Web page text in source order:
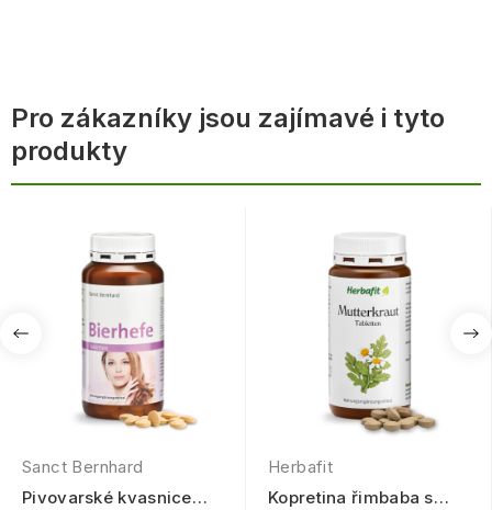
Pro zákazníky jsou zajímavé i tyto
produkty
Sanct Bernhard
Pivovarské kvasnice
Herbafit
Kopretina řimbaba s